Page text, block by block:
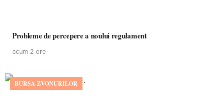
Probleme de percepere a noului regulament
acum 2 ore
BURSA ZVONURILOR